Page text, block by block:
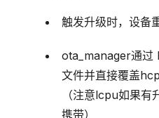
触发升级时，设备
ota_manager通过
文件并直接覆盖
（注意lcpu如果
携带）